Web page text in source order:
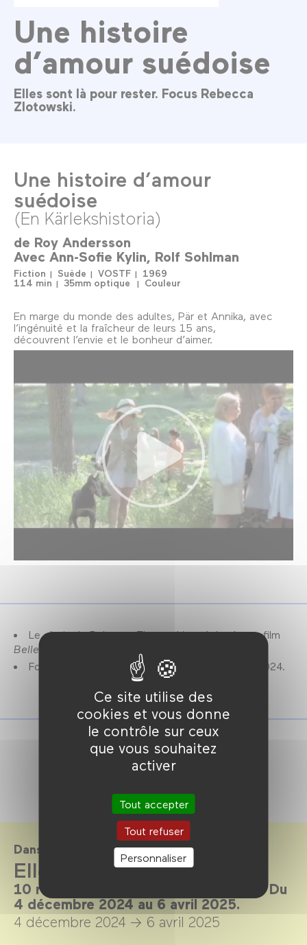
Ce site utilise des
cookies et vous donne
le contrôle sur ceux
que vous souhaitez
activer
Tout accepter
Tout refuser
Personnaliser
Une histoire
d’amour suédoise
Elles sont là pour rester. Focus Rebecca
Zlotowski.
Une histoire d’amour
suédoise
(En Kärlekshistoria)
de Roy Andersson
Avec Ann-Sofie Kylin Rolf Sohlman
Fiction Suède VOSTF
1969
114 min
35mm optique Couleur
En marge du monde des adultes, Pär et Annika, avec
l’ingénuité et la fraîcheur de leurs 15 ans,
découvrent l’envie et le bonheur d’aimer.
Le choix de Rebecca Zlotowski en écho à son film
Belle Épine
Focus Rebecca Zlotowski : 5 → 13 décembre 2024.
Dans le cadre de
Elles sont là pour rester
10 réalisatrices aujourd’hui en France. Du
4 décembre 2024 au 6 avril 2025.
4 décembre 2024 → 6 avril 2025